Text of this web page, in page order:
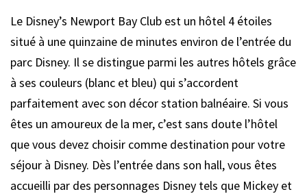
Le Disney’s Newport Bay Club est un hôtel 4 étoiles
situé à une quinzaine de minutes environ de l’entrée du
parc Disney. Il se distingue parmi les autres hôtels grâce
à ses couleurs (blanc et bleu) qui s’accordent
parfaitement avec son décor station balnéaire. Si vous
êtes un amoureux de la mer, c’est sans doute l’hôtel
que vous devez choisir comme destination pour votre
séjour à Disney. Dès l’entrée dans son hall, vous êtes
accueilli par des personnages Disney tels que Mickey et